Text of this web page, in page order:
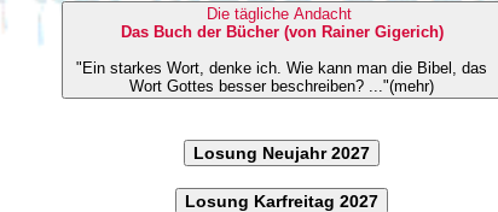
Die tägliche Andacht
Das Buch der Bücher (von Rainer Gigerich)
"Ein starkes Wort, denke ich. Wie kann man die Bibel, das
Wort Gottes besser beschreiben? ..."(mehr)
Losung Neujahr 2027
Losung Karfreitag 2027